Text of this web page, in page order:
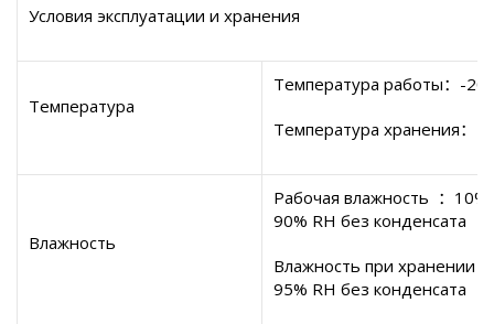
Условия эксплуатации и хранения
Температура
Температура работы： -
Температура хранения：
Влажность
Рабочая влажность ： 10%
90% RH без конденсата
Влажность при хранении
95% RH без конденсата